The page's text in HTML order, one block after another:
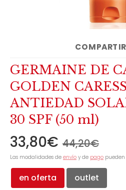
GERMAINE DE
GOLDEN
ANTIEDAD
30 SPF (50 ml)
33,80€ 44,20€
Las modalidades de envío y de pago
en oferta outlet